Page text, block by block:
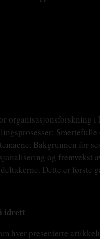
organisasjonsforskning i
Bakgrunnen for
og fremvekst
Dette er første
idrett
hver presenterte